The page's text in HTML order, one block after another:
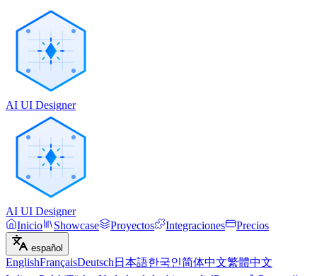
AI UI Designer
AI UI Designer
Inicio
Showcase Proyectos Integraciones Precios
español
EnglishFrançaisDeutsch 日本語한국인简体中文繁體中文